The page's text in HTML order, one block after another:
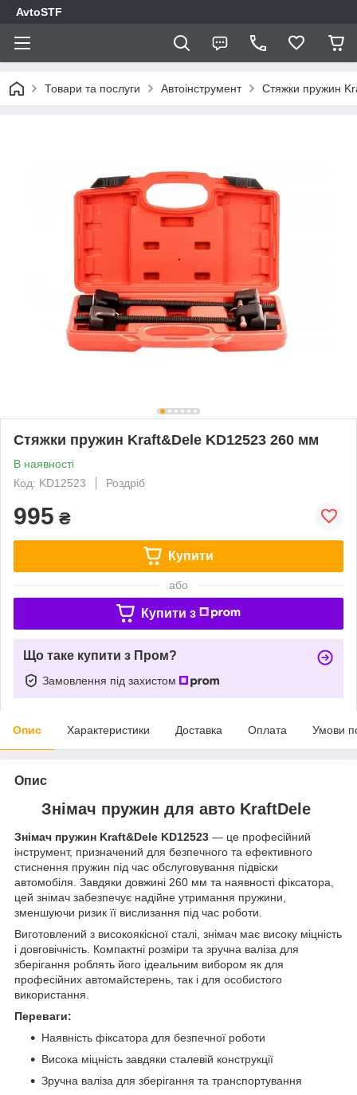
AvtoSTF
Товари та послуги Автоінструмент Стяжки пружин
Стяжки пружин Kraft&Dele KD12523 260 мм
В наявності
Код: KD12523
Роздріб
995 ₴
Купити
або
Купити з
Що таке купити з Пром?
Замовлення під захистом
Опис Характеристики Доставка Оплата Умови
Опис
Знімач пружин для авто KraftDele
Знімач пружин Kraft&Dele KD12523 — це професійний
інструмент, призначений для безпечного та ефективного
стиснення пружин під час обслуговування підвіски
автомобіля. Завдяки довжині 260 мм та наявності фіксатора,
цей знімач забезпечує надійне утримання пружини,
зменшуючи ризик її вислизання під час роботи.
Виготовлений з високоякісної сталі, знімач має високу міцність
і довговічність. Компактні розміри та зручна валіза для
зберігання роблять його ідеальним вибором як для
професійних автомайстерень, так і для особистого
використання.
Переваги:
Наявність фіксатора для безпечної роботи
Висока міцність завдяки сталевій конструкції
Зручна валіза для зберігання та транспортування